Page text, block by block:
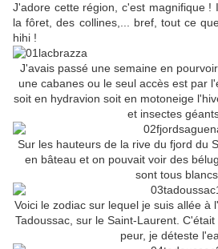
J'adore cette région, c'est magnifique !
la fôret, des collines,... bref, tout ce
hihi !
J'avais passé une semaine en
une cabanes ou le seul accès est par
soit en hydravion soit en motoneige
et insectes
Sur les hauteurs de la rive du fjord du
en bâteau et on pouvait voir des
sont tous
Voici le zodiac sur lequel je suis allée à
Tadoussac, sur le Saint-Laurent.
peur, je déteste